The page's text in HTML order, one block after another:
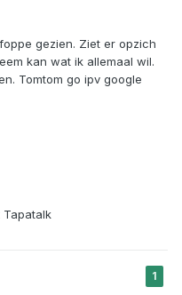
gezien. Ziet er opzich
kan wat ik allemaal wil.
Tomtom go ipv google
Tapatalk
1